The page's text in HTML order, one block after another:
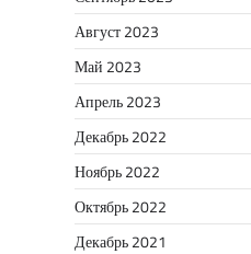
Август 2023
Май 2023
Апрель 2023
Декабрь 2022
Ноябрь 2022
Октябрь 2022
Декабрь 2021